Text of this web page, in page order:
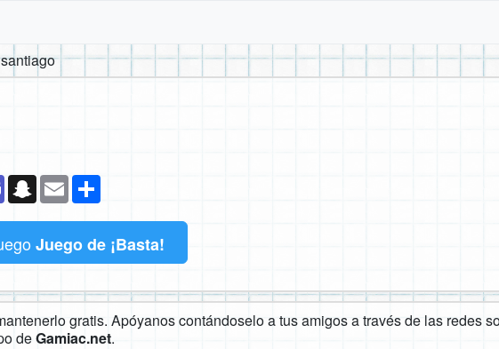
TeamsSnapchat
Email
Juego de ¡Basta!
gratis. Apóyanos contándoselo a tus amigos a través de las redes
deGamiac.net.